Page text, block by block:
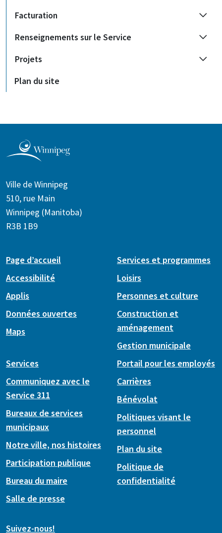
Facturation
Renseignements sur le Service
Projets
Plan du site
Ville de Winnipeg
510, rue Main
Winnipeg (Manitoba)
R3B 1B9
Page d’accueil
Accessibilité
Applis
Données ouvertes
Maps
Services et programmes
Loisirs
Personnes et culture
Construction et
aménagement
Gestion municipale
Services
Communiquez avec le
Service 311
Bureaux de services
municipaux
Notre ville, nos histoires
Participation publique
Bureau du maire
Salle de presse
Portail pour les employés
Carrières
Bénévolat
Politiques visant le
personnel
Plan du site
Politique de
confidentialité
Suivez-nous!